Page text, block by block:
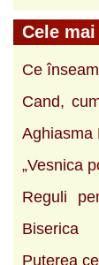
Cele
Ce
Cand,
Aghiasma
„Vesnica
Reguli
Biserica
Puterea